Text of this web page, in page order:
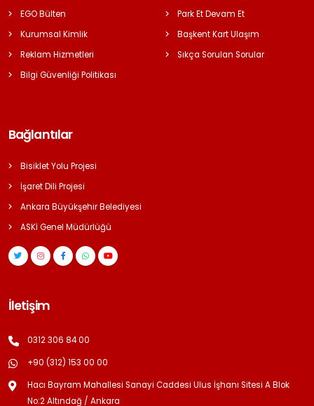
EGO Bülten
Kurumsal Kimlik
Reklam Hizmetleri
Bilgi Güvenliği Politikası
Park Et Devam Et
Başkent Kart Ulaşım
Sıkça Sorulan Sorular
Bağlantılar
Bisiklet Yolu Projesi
İşaret Dili Projesi
Ankara Büyükşehir Belediyesi
ASKİ Genel Müdürlüğü
İletişim
0312 306 84 00
+90 (312) 153 00 00
Hacı Bayram Mahallesi Sanayi Caddesi Ulus İşhanı Sitesi A Blok
No:2 Altındağ / Ankara